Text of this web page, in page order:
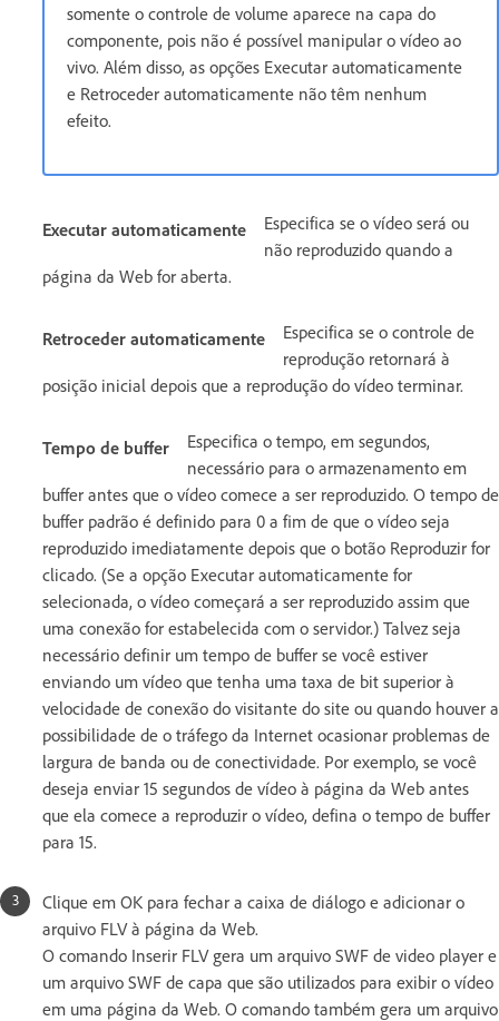
somente o controle de volume aparece na capa do
componente, pois não é possível manipular o vídeo ao
vivo. Além disso, as opções Executar automaticamente
e Retroceder automaticamente não têm nenhum
efeito.
Executar automaticamente
Especifica se o vídeo será ou
não reproduzido quando a
página da Web for aberta.
Retroceder automaticamente
Especifica se o controle de
reprodução retornará à
posição inicial depois que a reprodução do vídeo terminar.
Tempo de buffer
Especifica o tempo, em segundos,
necessário para o armazenamento em
buffer antes que o vídeo comece a ser reproduzido. O tempo de
buffer padrão é definido para 0 a fim de que o vídeo seja
reproduzido imediatamente depois que o botão Reproduzir for
clicado. (Se a opção Executar automaticamente for
selecionada, o vídeo começará a ser reproduzido assim que
uma conexão for estabelecida com o servidor.) Talvez seja
necessário definir um tempo de buffer se você estiver
enviando um vídeo que tenha uma taxa de bit superior à
velocidade de conexão do visitante do site ou quando houver a
possibilidade de o tráfego da Internet ocasionar problemas de
largura de banda ou de conectividade. Por exemplo, se você
deseja enviar 15 segundos de vídeo à página da Web antes
que ela comece a reproduzir o vídeo, defina o tempo de buffer
para 15.
Clique em OK para fechar a caixa de diálogo e adicionar o
arquivo FLV à página da Web.
O comando Inserir FLV gera um arquivo SWF de video player e
um arquivo SWF de capa que são utilizados para exibir o vídeo
em uma página da Web. O comando também gera um arquivo